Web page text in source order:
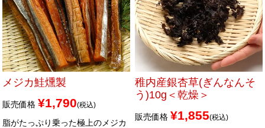
メジカ鮭燻製
販売価格 ¥1,790 税込
脂がたっぷり乗った極上のメジカ
稚内産銀杏草(ぎんなんそ
う)10g＜乾燥＞
販売価格 ¥1,855 税込